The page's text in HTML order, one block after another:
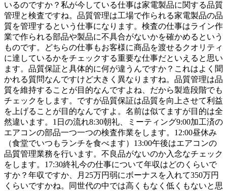
いるのですか？私が今している仕事は家電製品に関する品質
管理と検査ですね。品質管理は工場で作られる家電製品の品
質を管理するという仕事になります。検査の仕事はライン作
業で作られる部品や製品に不具合がないかを確かめるという
ものです。どちらの仕事もお客様に商品を渡せるクオリティ
に達しているかをチェックする重要な仕事だといえると思い
ます。品質保証と具体的に何が違うんですか？これはよく聞
かれる質問なんですけど大きく異なりますね。品質管理は品
質を維持することが目的なんですよね、だから製造段階でも
チェックをします。ですが品質保証は品質を向上させて利益
を上げることが目的なんですよ。名前は似てますが目的は全
然違います。1日の流れ8:30朝礼、ミーティング9:00加工済の
エアコンの部品一つ一つの検査作業をします。12:00昼休み
（食堂でいつもランチを食べます）13:00午後はエアコンの
品質管理業務を行います。不良品がないのか入念なチェック
をします。17:30終礼今の仕事について年収はどのくらいで
すか？年収ですか、月25万円弱にボーナスを入れて350万円
くらいですかね。同世代の中では高くもなく低くもないと思